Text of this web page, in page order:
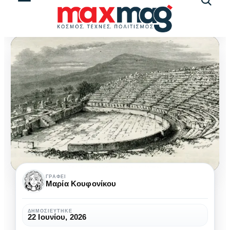
Τα
θεωρικά
της
αρχαίας
ΓΡΆΦΕΙ
Μαρία Κουφονίκου
ΔΗΜΟΣΙΕΎΤΗΚΕ
22 Ιουνίου, 2026